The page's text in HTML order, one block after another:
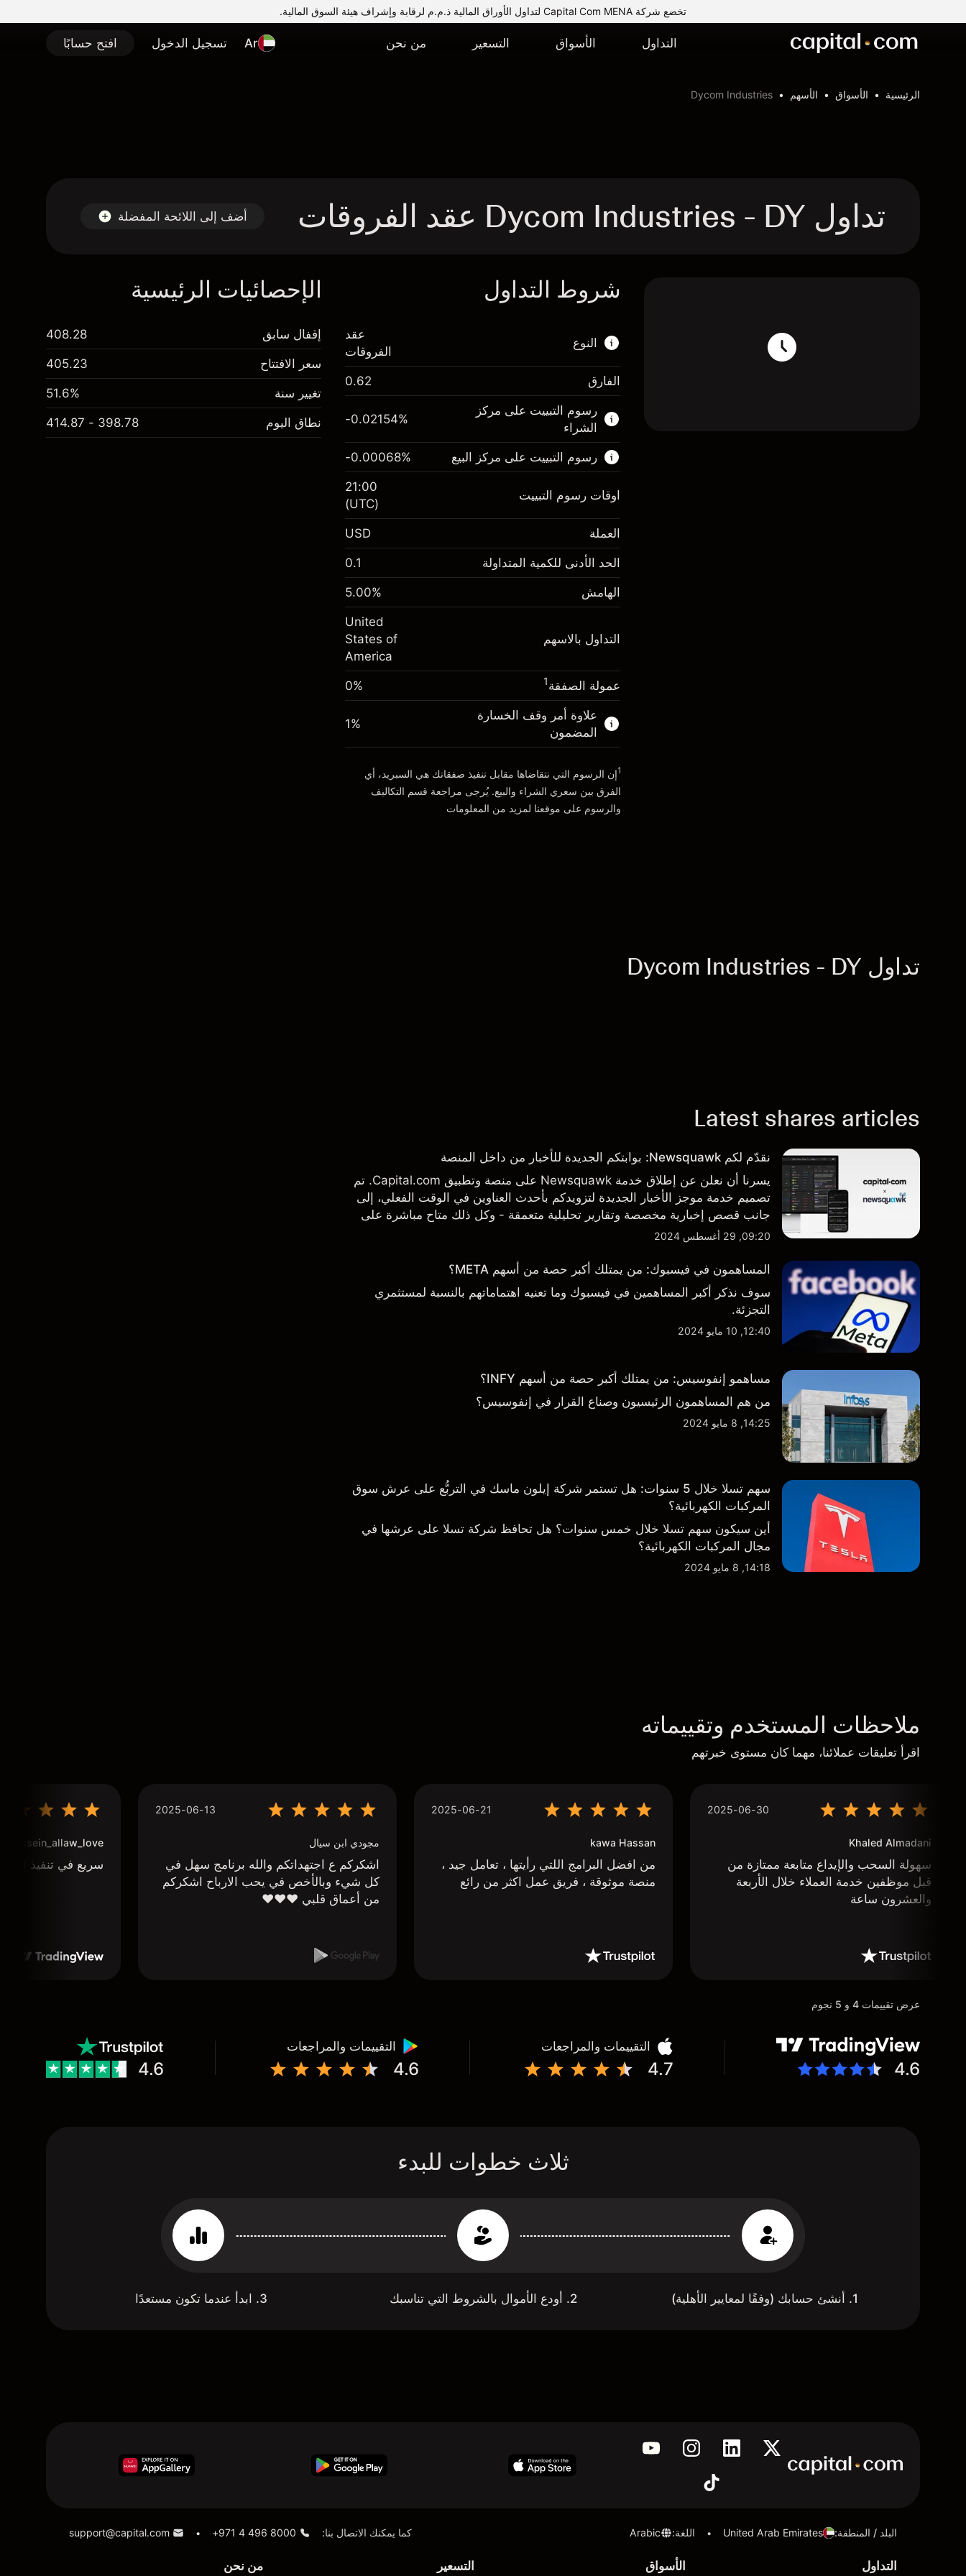
تخضع شركة Capital Com MENA لتداول الأوراق المالية ذ.م.م لرقابة وإشراف هيئة السوق المالية.
التداول الأسواق التسعير من نحن Ar تسجيل الدخول افتح حسابًا
الرئيسية الأسواق الأسهم Dycom Industries
تداول Dycom Industries - DY عقد الفروقات أضف إلى اللائحة المفضلة
شروط التداول
النوع
هذا السوق المالي متاح للتداول من خلال عقود
الفروقات.
اعرف المزيد عن:
عقود الفروقات
عقد
الفروقات
الفارق 0.62
رسوم التبييت على مركز
الشراء
$1,000.00
رسم المبيت
-0.02154
(-$4.31)
الذهاب إلى المنصة
-0.02154%
رسوم التبييت على مركز البيع
الهامش. استثمارك $1,000.00
رسم المبيت
-0.000682
(-$0.14)
حجم التداول مع الرافعة المالية ~ $
الذهاب إلى المنصة
-0.00068%
اوقات رسوم التبييت
21:00
(UTC)
العملة USD
الحد الأدنى للكمية المتداولة 0.1
الهامش 5.00%
التداول بالاسهم
United
States of
America
عمولة الصفقة1
0%
علاوة أمر وقف الخسارة
المضمون
1%
1إن الرسوم التي نتقاضاها مقابل تنفيذ صفقاتك هي السبريد، أي
الفرق بين سعري الشراء والبيع. يُرجى مراجعة قسم التكاليف
والرسوم على موقعنا لمزيد من المعلومات
الإحصائيات الرئيسية
إقفال سابق 408.28
سعر الافتتاح 405.23
تغيير سنة 51.6%
نطاق اليوم 398.78 - 414.87
تداول Dycom Industries - DY
Latest shares articles
نقدّم لكم Newsquawk: بوابتكم الجديدة للأخبار من داخل المنصة
يسرنا أن نعلن عن إطلاق خدمة Newsquawk على منصة وتطبيق Capital.com. تم
تصميم خدمة موجز الأخبار الجديدة لتزويدكم بأحدث العناوين في الوقت الفعلي، إلى
جانب قصص إخبارية مخصصة وتقارير تحليلية متعمقة - وكل ذلك متاح مباشرة على
المنصة والتطبيق، أينما تحتاجها بالضبط.
09:20, 29 أغسطس 2024
المساهمون في فيسبوك: من يمتلك أكبر حصة من أسهم META؟
سوف نذكر أكبر المساهمين في فيسبوك وما تعنيه اهتماماتهم بالنسبة لمستثمري
التجزئة.
12:40, 10 مايو 2024
مساهمو إنفوسيس: من يمتلك أكبر حصة من أسهم INFY؟
من هم المساهمون الرئيسيون وصناع القرار في إنفوسيس؟
14:25, 8 مايو 2024
سهم تسلا خلال 5 سنوات: هل تستمر شركة إيلون ماسك في التربُّع على عرش سوق
المركبات الكهربائية؟
أين سيكون سهم تسلا خلال خمس سنوات؟ هل تحافظ شركة تسلا على عرشها في
مجال المركبات الكهربائية؟
14:18, 8 مايو 2024
ملاحظات المستخدم وتقييماته
اقرأ تعليقات عملائنا، مهما كان مستوى خبرتهم
2025-06-30
Khaled Almadani
سهولة السحب والإيداع متابعة ممتازة من
قبل موظفين خدمة العملاء خلال الأربعة
والعشرون ساعة
2025-06-21
kawa Hassan
من افضل البرامج اللتي رأيتها ، تعامل جيد ،
منصة موثوقة ، فريق عمل اكثر من رائع
2025-06-13
مجودي ابن سيال
اشكركم ع اجتهداتكم والله برنامج سهل في
كل شيء وبالأخص في يحب الارباح اشكركم
من أعماق قلبي ❤️❤️❤️
houssein_allaw_love
سريع في تنفيذ
عرض تقييمات 4 و 5 نجوم
4.6
التقييمات والمراجعات
4.7
التقييمات والمراجعات
4.6
4.6
ثلاث خطوات للبدء
1. أنشئ حسابك (وفقًا لمعايير الأهلية) 2. أودع الأموال بالشروط التي تناسبك 3. ابدأ عندما تكون مستعدًا
البلد / المنطقة:
United Arab Emirates
• اللغة:
Arabic كما يمكنك الاتصال بنا: +971 4 496 8000
•
support@capital.com
التداول الأسواق التسعير من نحن